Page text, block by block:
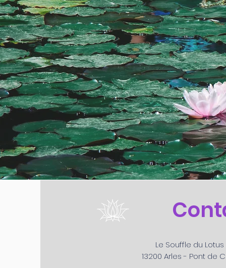
Le Souffle du Lotus
13200 Arles - Pont de